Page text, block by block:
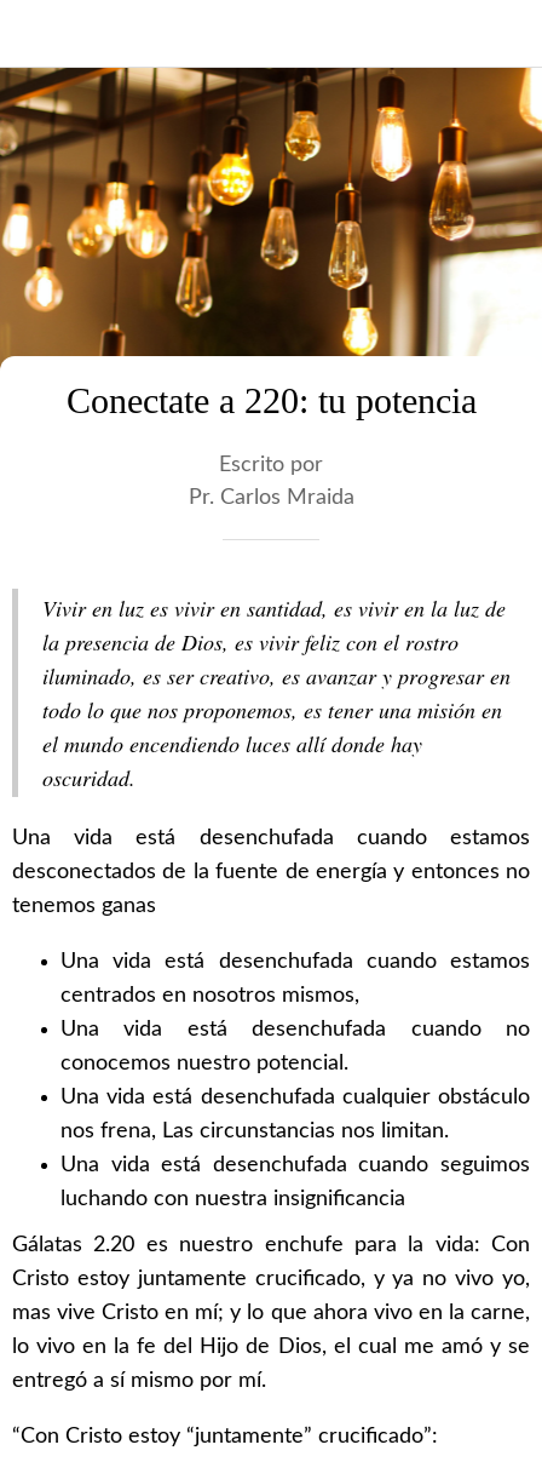
Conectate a 220: tu potencia
Escrito por
Pr. Carlos Mraida
Vivir en luz es vivir en santidad, es vivir en la luz de
la presencia de Dios, es vivir feliz con el rostro
iluminado, es ser creativo, es avanzar y progresar en
todo lo que nos proponemos, es tener una misión en
el mundo encendiendo luces allí donde hay
oscuridad.
Una vida está desenchufada cuando estamos
desconectados de la fuente de energía y entonces no
tenemos ganas
Una vida está desenchufada cuando estamos
centrados en nosotros mismos,
Una vida está desenchufada cuando no
conocemos nuestro potencial.
Una vida está desenchufada cualquier obstáculo
nos frena, Las circunstancias nos limitan.
Una vida está desenchufada cuando seguimos
luchando con nuestra insignificancia
Gálatas 2.20 es nuestro enchufe para la vida: Con
Cristo estoy juntamente crucificado, y ya no vivo yo,
mas vive Cristo en mí; y lo que ahora vivo en la carne,
lo vivo en la fe del Hijo de Dios, el cual me amó y se
entregó a sí mismo por mí.
“Con Cristo estoy “juntamente” crucificado”: